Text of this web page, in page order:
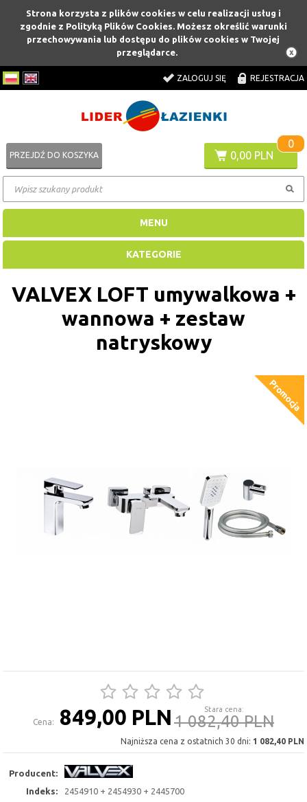
Strona korzysta z plików cookies w celu realizacji usług i
zgodnie z Polityką Plików Cookies. Możesz określić warunki
przechowywania lub dostępu do plików cookies w Twojej
przeglądarce.
ZALOGUJ SIĘ REJESTRACJA
0,00 PLN
0
PRZEJDŹ DO KOSZYKA
MENU
KATEGORIE
VALVEX LOFT umywalkowa +
wannowa + zestaw
natryskowy
Cena: 849,00 PLN Stara cena:
1 082,40 PLN
Najniższa cena z ostatnich 30 dni: 1 082,40 PLN
Producent:
Indeks:
2454910 + 2454930 + 2445700